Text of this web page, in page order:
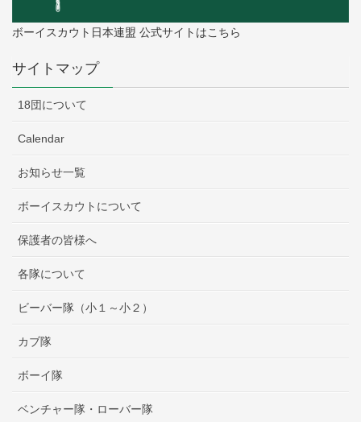
ボーイスカウト日本連盟 公式サイトはこちら
サイトマップ
18団について
Calendar
お知らせ一覧
ボーイスカウトについて
保護者の皆様へ
各隊について
ビーバー隊（小１～小２）
カブ隊
ボーイ隊
ベンチャー隊・ローバー隊